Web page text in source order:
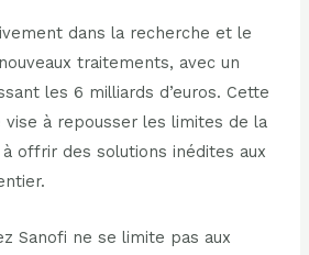
dans la recherche et le
traitements, avec un
les 6 milliards d’euros. Cette
vise à repousser les limites de la
offrir des solutions inédites aux
Sanofi ne se limite pas aux